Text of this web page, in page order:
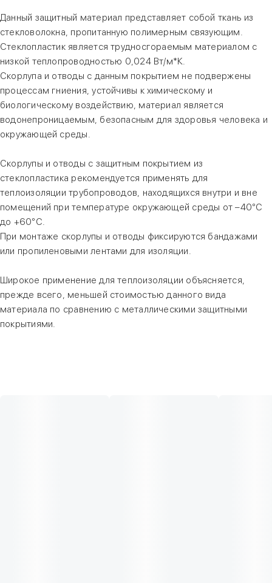
Данный защитный материал представляет собой ткань из
стекловолокна, пропитанную полимерным связующим.
Стеклопластик является трудносгораемым материалом с
низкой теплопроводностью 0,024 Вт/м*К.
Скорлупа и отводы с данным покрытием не подвержены
процессам гниения, устойчивы к химическому и
биологическому воздействию, материал является
водонепроницаемым, безопасным для здоровья человека и
окружающей среды.
Скорлупы и отводы с защитным покрытием из
стеклопластика рекомендуется применять для
теплоизоляции трубопроводов, находящихся внутри и вне
помещений при температуре окружающей среды от –40°С
до +60°С.
При монтаже скорлупы и отводы фиксируются бандажами
или пропиленовыми лентами для изоляции.
Широкое применение для теплоизоляции объясняется,
прежде всего, меньшей стоимостью данного вида
материала по сравнению с металлическими защитными
покрытиями.